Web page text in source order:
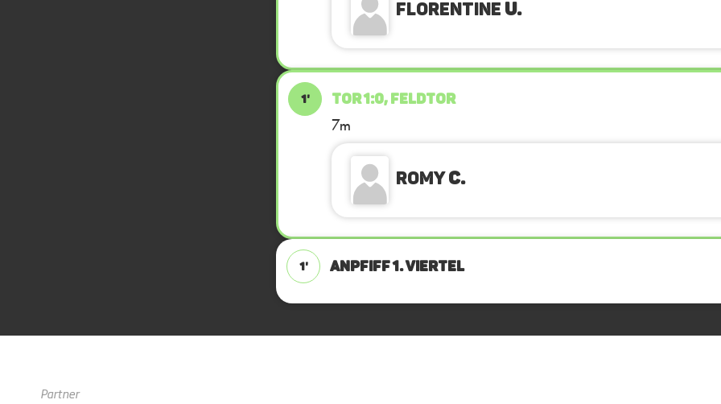
Florentine U.
1' TOR 1:0, FELDTOR
7m
RomyC.
1' ANPFIFF 1. Viertel
Partner